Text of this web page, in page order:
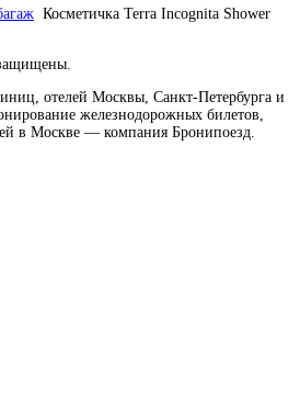
Косметичка Terra Incognita Shower
отелей Москвы, Санкт-Петербурга и
железнодорожных билетов,
в Москве — компания Бронипоезд.